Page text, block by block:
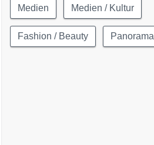
Medien Medien / Kultur
Fashion / Beauty Panorama